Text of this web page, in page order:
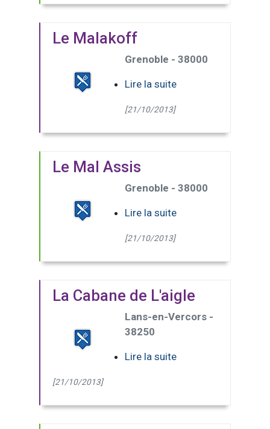
Le Malakoff
Grenoble - 38000
Lire la suite
[21/10/2013]
Le Mal Assis
Grenoble - 38000
Lire la suite
[21/10/2013]
La Cabane de L'aigle
Lans-en-Vercors -
38250
Lire la suite
[21/10/2013]